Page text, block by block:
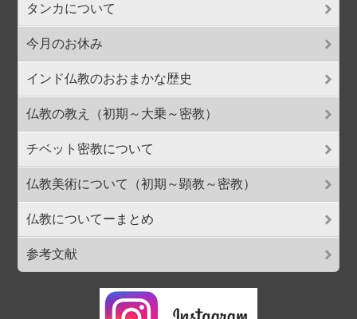
タンカについて
今月のお休み
インド仏教のおおまかな歴史
仏教の教え（初期～大乗～密教）
チベット密教について
仏教美術について（初期～顕教～密教）
仏教についてーまとめ
参考文献